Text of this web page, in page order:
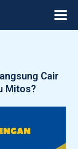
Cair
Mitos?